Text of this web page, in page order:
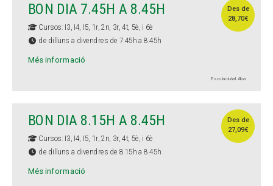
Des de
28,70€
BON DIA 7.45H A 8.45H
Cursos: I3, I4, I5, 1r, 2n, 3r, 4t, 5è, i 6è
de dilluns a divendres de 7.45h a 8.45h
Més informació
Escola ciutat Alba
Des de
27,09€
BON DIA 8.15H A 8.45H
Cursos: I3, I4, I5, 1r, 2n, 3r, 4t, 5è, i 6è
de dilluns a divendres de 8.15h a 8.45h
Més informació